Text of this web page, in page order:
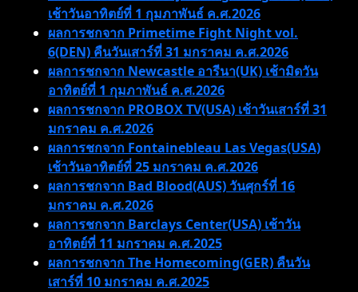
เช้าวันอาทิตย์ที่ 1 กุมภาพันธ์ ค.ศ.2026
ผลการชกจาก Primetime Fight Night vol.
6(DEN) คืนวันเสาร์ที่ 31 มกราคม ค.ศ.2026
ผลการชกจาก Newcastle อารีนา(UK) เช้ามิดวัน
อาทิตย์ที่ 1 กุมภาพันธ์ ค.ศ.2026
ผลการชกจาก PROBOX TV(USA) เช้าวันเสาร์ที่ 31
มกราคม ค.ศ.2026
ผลการชกจาก Fontainebleau Las Vegas(USA)
เช้าวันอาทิตย์ที่ 25 มกราคม ค.ศ.2026
ผลการชกจาก Bad Blood(AUS) วันศุกร์ที่ 16
มกราคม ค.ศ.2026
ผลการชกจาก Barclays Center(USA) เช้าวัน
อาทิตย์ที่ 11 มกราคม ค.ศ.2025
ผลการชกจาก The Homecoming(GER) คืนวัน
เสาร์ที่ 10 มกราคม ค.ศ.2025